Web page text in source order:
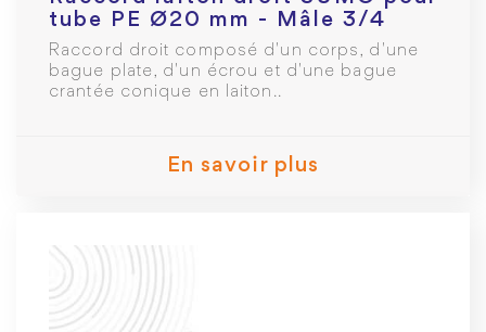
tube PE Ø20 mm - Mâle 3/4
Raccord droit composé d'un corps, d'une
bague plate, d'un écrou et d'une bague
crantée conique en laiton..
En savoir plus